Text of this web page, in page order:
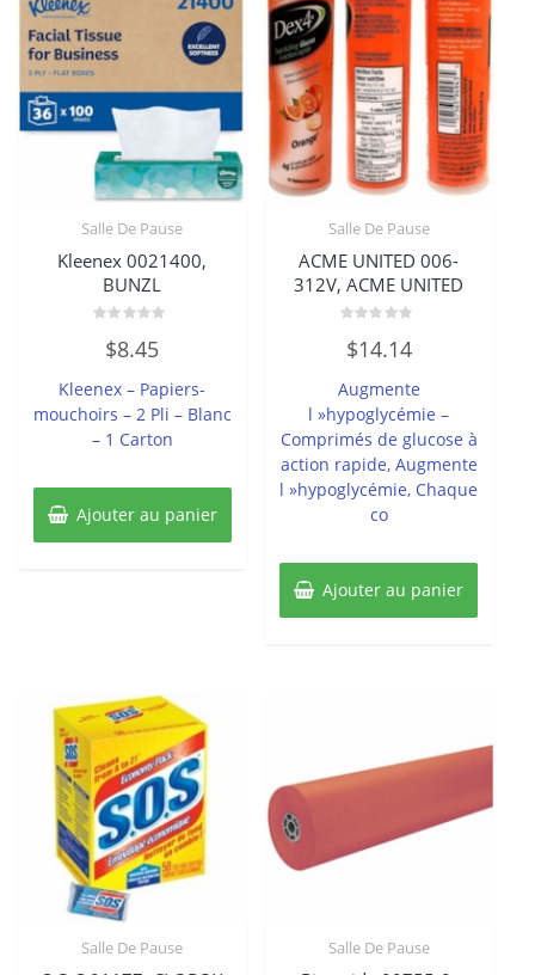
Salle De Pause
Kleenex 0021400,
BUNZL
sur
$8.45
Kleenex – Papiers-
mouchoirs – 2 Pli – Blanc
– 1 Carton
Ajouter au panier
Salle De Pause
ACME UNITED 006-
312V, ACME UNITED
0
sur
$14.14
Augmente
l »hypoglycémie –
Comprimés de glucose à
action rapide, Augmente
l »hypoglycémie, Chaque
co
Ajouter au panier
Salle De Pause Salle De Pause